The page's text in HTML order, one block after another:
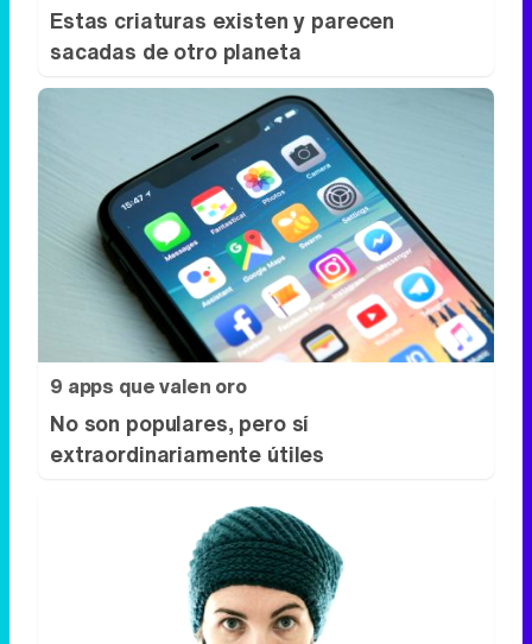
Estas criaturas existen y parecen
sacadas de otro planeta
9 apps que valen oro
No son populares, pero sí
extraordinariamente útiles